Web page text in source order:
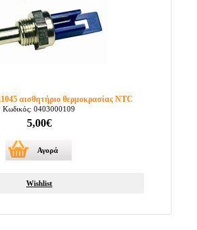
αισθητήριο θερμοκρασίας NTC
Κωδικός: 0403000109
5,00€
Αγορά
Wishlist